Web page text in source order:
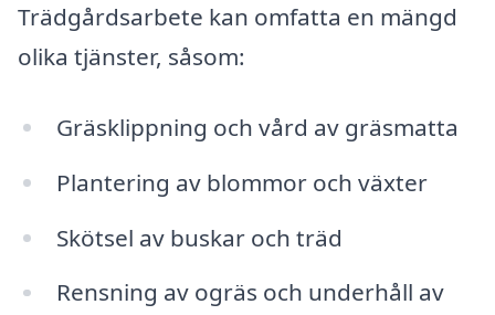
Trädgårdsarbete kan omfatta en mängd
olika tjänster, såsom:
Gräsklippning och vård av gräsmatta
Plantering av blommor och växter
Skötsel av buskar och träd
Rensning av ogräs och underhåll av